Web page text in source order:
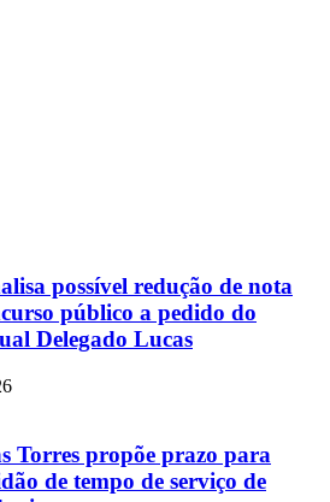
possível redução de nota
público a pedido do
Delegado Lucas
Torres propõe prazo para
de tempo de serviço de